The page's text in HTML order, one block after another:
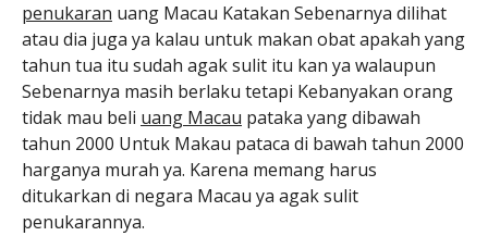
penukaran uang Macau Katakan Sebenarnya dilihat
atau dia juga ya kalau untuk makan obat apakah yang
tahun tua itu sudah agak sulit itu kan ya walaupun
Sebenarnya masih berlaku tetapi Kebanyakan orang
tidak mau beli uang Macau pataka yang dibawah
tahun 2000 Untuk Makau pataca di bawah tahun 2000
harganya murah ya. Karena memang harus
ditukarkan di negara Macau ya agak sulit
penukarannya.